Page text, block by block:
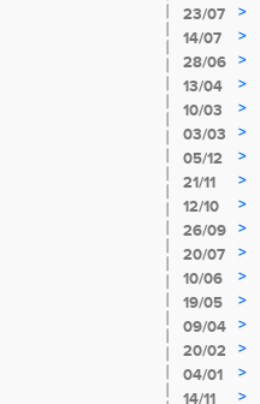
23/07 >
14/07 >
28/06
>
13/04
>
10/03
>
03/03
>
05/12 >
21/11 >
12/10
>
26/09
>
20/07
>
10/06 >
19/05
>
09/04
>
20/02
>
04/01
>
14/11
>